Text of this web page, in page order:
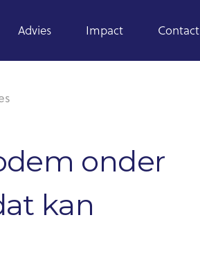
Advies Impact Contact
onder
kan